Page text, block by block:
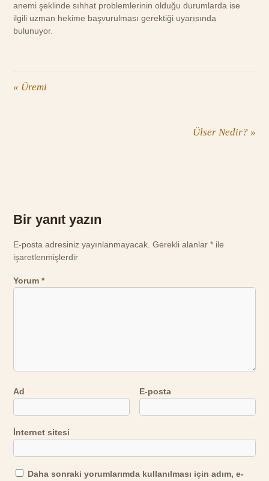
anemi şeklinde sıhhat problemlerinin olduğu durumlarda ise
ilgili uzman hekime başvurulması gerektiği uyarısında
bulunuyor.
« Üremi
Ülser Nedir? »
Bir yanıt yazın
E-posta adresiniz yayınlanmayacak. Gerekli alanlar* ile
işaretlenmişlerdir
Yorum*
Ad E-posta
İnternet sitesi
Daha sonraki yorumlarımda kullanılması için adım, e-